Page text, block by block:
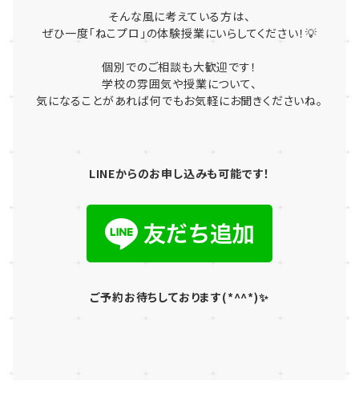
そんな風に考えている方は、
ぜひ一度「ねこプロ」の体験授業にいらしてください！💡
個別でのご相談も大歓迎です！
学校の雰囲気や授業について、
気になることがあれば何でもお気軽にお聞きくださいね。
LINEからのお申し込みも可能です！
ご予約お待ちしております(*^^*)✨